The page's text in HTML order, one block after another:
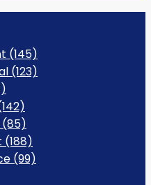
(145)
(123)
(85)
(99)